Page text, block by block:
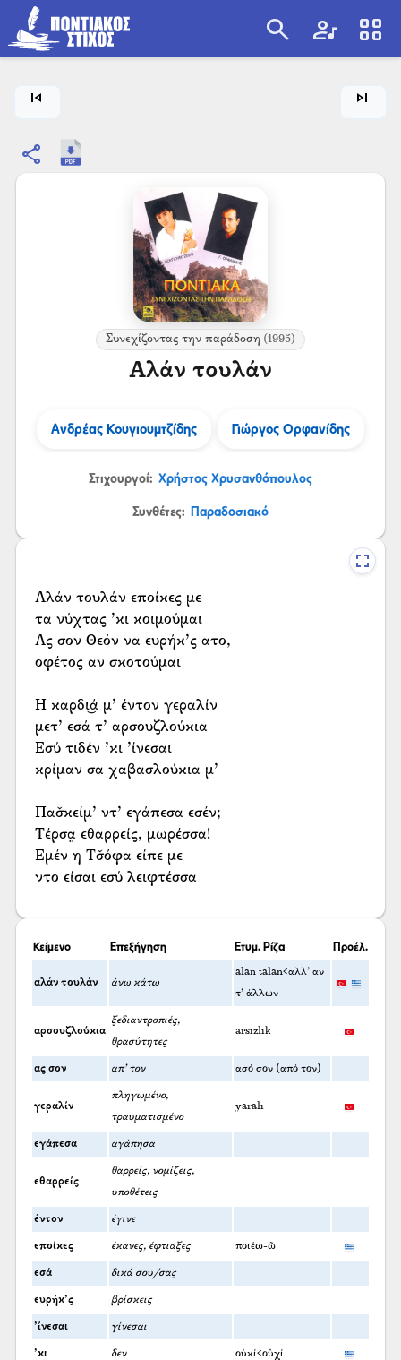
search artist view_cozy
skip_previous skip_next
share
Συνεχίζοντας την παράδοση (1995)
Αλάν τουλάν
Ανδρέας Κουγιουμτζίδης Γιώργος Ορφανίδης
Στιχουργοί: Χρήστος Χρυσανθόπουλος
Συνθέτες: Παραδοσιακό
Αλάν τουλάν εποίκες με
τα νύχτας ’κι κοιμούμαι
Ας σον Θεόν να ευρήκ’ς ατο,
οφέτος αν σκοτούμαι
Η καρδι͜ά μ’ έντον γεραλίν
μετ’ εσά τ’ αρσουζλούκια
Εσύ τιδέν ’κι ’ίνεσαι
κρίμαν σα χαβασλούκια μ’
Πασ̌κείμ’ ντ’ εγάπεσα εσέν;
Τέρσα̤ εθαρρείς, μωρέσσα!
Εμέν η Τσ̌όφα είπε με
ντο είσαι εσύ λειφτέσσα
Κείμενο Επεξήγηση Ετυμ. Ρίζα Προέλ.
αλάν τουλάν άνω κάτω
alan talan<αλλ' αν
τ' άλλων
αρσουζλούκια
ξεδιαντροπιές,
θρασύτητες
arsızlık
ας σον απ’ τον ασό σον (από τον)
γεραλίν
πληγωμένο,
τραυματισμένο
yaralı
εγάπεσα αγάπησα
εθαρρείς
θαρρείς, νομίζεις,
υποθέτεις
έντον έγινε
εποίκες έκανες, έφτιαξες ποιέω-ῶ
εσά δικά σου/σας
ευρήκ’ς βρίσκεις
’ίνεσαι γίνεσαι
’κι δεν οὐκί<οὐχί